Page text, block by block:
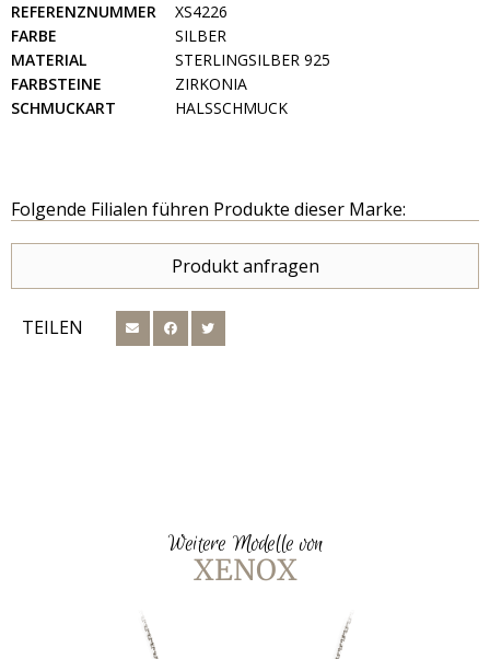
REFERENZNUMMER
XS4226
FARBE
SILBER
MATERIAL
STERLINGSILBER 925
FARBSTEINE
ZIRKONIA
SCHMUCKART
HALSSCHMUCK
Folgende Filialen führen Produkte dieser Marke:
Produkt anfragen
TEILEN
Weitere Modelle von
XENOX